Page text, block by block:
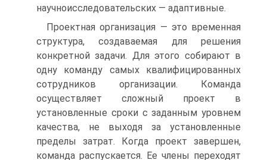
научноисследовательских — адаптивные.
Проектная организация — это временная
структура, создаваемая для решения
конкретной задачи. Для этого собирают в
одну команду самых квалифицированных
сотрудников организации. Команда
осуществляет сложный проект в
установленные сроки с заданным уровнем
качества, не выходя за установленные
пределы затрат. Когда проект завершен,
команда распускается. Ее члены переходят